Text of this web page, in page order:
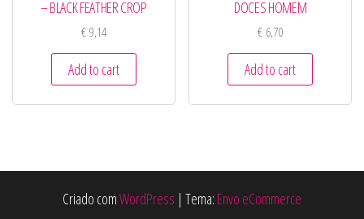
– BLACK FEATHER CROP
€9,14
Add to cart
DOCES HOMEM
€ 6,70
Add to cart
Criado comWordPress | Tema: Envo eCommerce